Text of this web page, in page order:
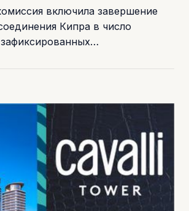
включила завершение
Кипра в число